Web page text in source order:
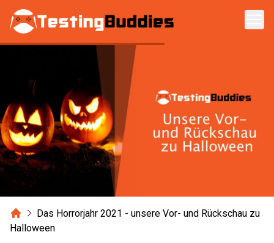
Zum Hauptinhalt springen
HomeDas Horrorjahr 2021 - unsere Vor- und Rückschau zu
Halloween